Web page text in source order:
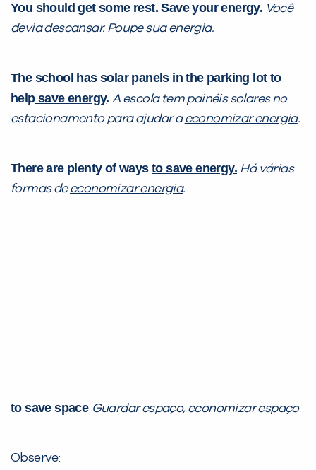
You should get some rest.Save your energy. Você
devia descansar. Poupe sua energia.
The school has solar panels in the parking lot to
help save energy. A escola tem painéis solares no
estacionamento para ajudar aeconomizar energia.
There are plenty of ways to save energy. Há várias
formas deeconomizar energia.
to save space Guardar espaço, economizar espaço
Observe: